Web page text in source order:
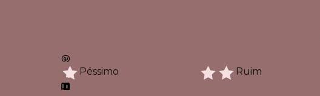
Péssimo Ruim